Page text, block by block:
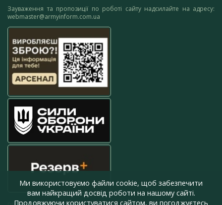
Зауваження та пропозиції по роботі сайту надсилайте на адресу:
webmaster@armyinform.com.ua
Ми використовуємо файли cookie, щоб забезпечити
вам найкращий досвід роботи на нашому сайті.
Продовжуючи користуватися сайтом, ви погоджуєтесь